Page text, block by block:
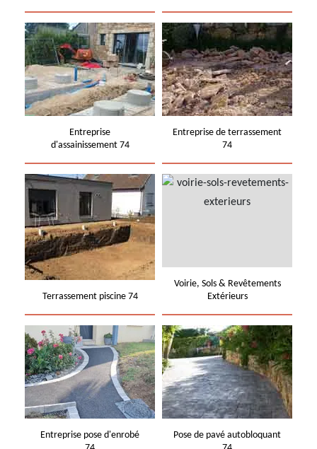
Entreprise
d'assainissement 74
Entreprise de terrassement
74
Terrassement piscine 74
Voirie, Sols & Revêtements
Extérieurs
Entreprise pose d'enrobé
Pose de pavé autobloquant